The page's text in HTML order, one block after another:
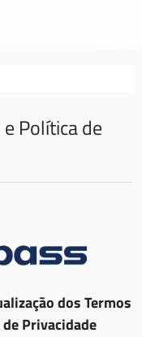
Política de
dos Termos
Privacidade